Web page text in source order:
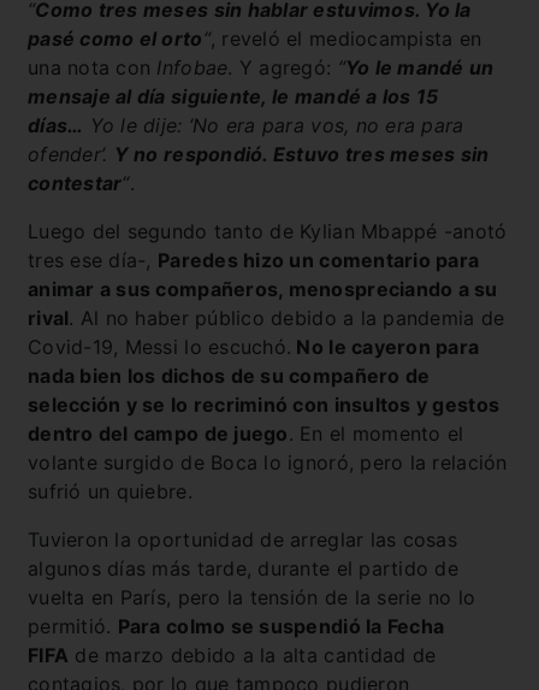
“Como tres meses sin hablar estuvimos. Yo la
pasé como el orto“, reveló el mediocampista en
una nota con Infobae. Y agregó: “Yo le mandé un
mensaje al día siguiente, le mandé a los 15
días… Yo le dije: ‘No era para vos, no era para
ofender’. Y no respondió. Estuvo tres meses sin
contestar“.
Luego del segundo tanto de Kylian Mbappé -anotó
tres ese día-, Paredes hizo un comentario para
animar a sus compañeros, menospreciando a su
rival. Al no haber público debido a la pandemia de
Covid-19, Messi lo escuchó. No le cayeron para
nada bien los dichos de su compañero de
selección y se lo recriminó con insultos y gestos
dentro del campo de juego . En el momento el
volante surgido de Boca lo ignoró, pero la relación
sufrió un quiebre.
Tuvieron la oportunidad de arreglar las cosas
algunos días más tarde, durante el partido de
vuelta en París, pero la tensión de la serie no lo
permitió. Para colmo se suspendió la Fecha
FIFA de marzo debido a la alta cantidad de
contagios, por lo que tampoco pudieron